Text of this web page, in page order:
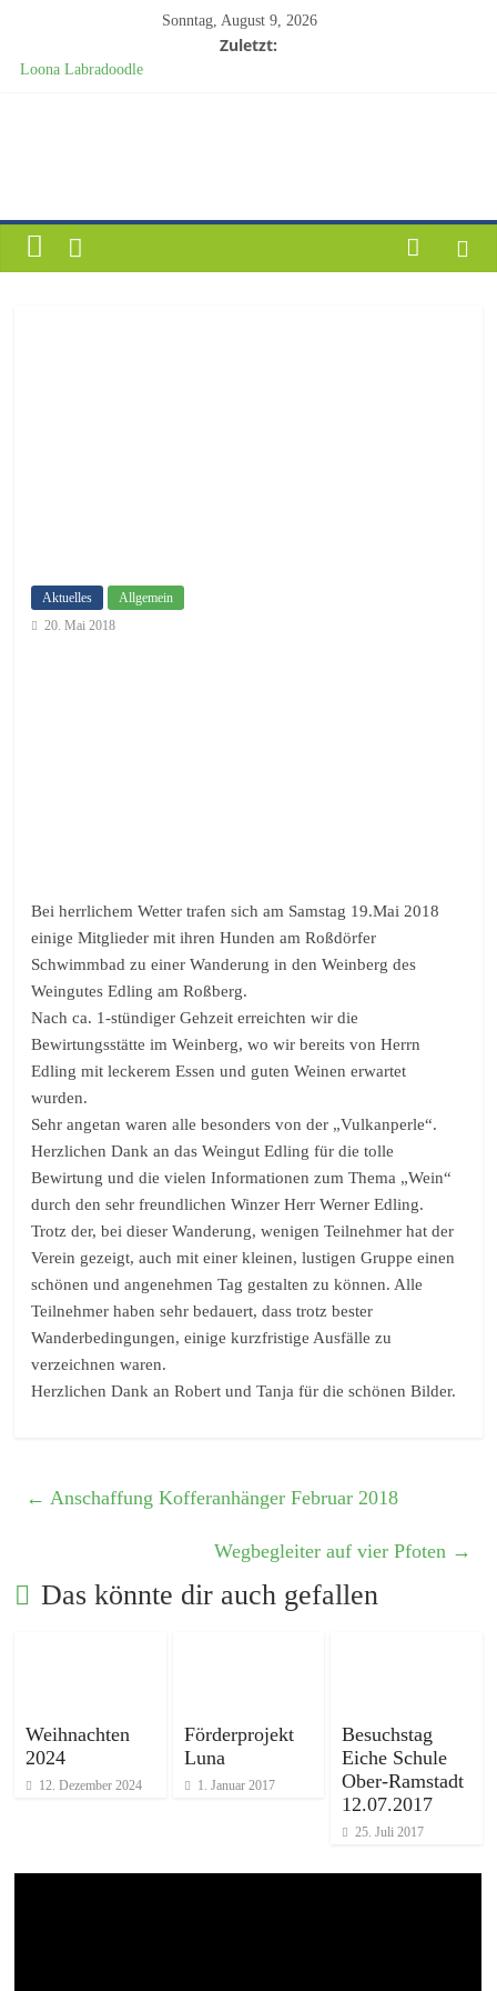
Sonntag, August 9, 2026
Zuletzt:
Loona Labradoodle
Aktuelles
Allgemein
20. Mai 2018
Bei herrlichem Wetter trafen sich am Samstag 19.Mai 2018
einige Mitglieder mit ihren Hunden am Roßdörfer
Schwimmbad zu einer Wanderung in den Weinberg des
Weingutes Edling am Roßberg.
Nach ca. 1-stündiger Gehzeit erreichten wir die
Bewirtungsstätte im Weinberg, wo wir bereits von Herrn
Edling mit leckerem Essen und guten Weinen erwartet
wurden.
Sehr angetan waren alle besonders von der „Vulkanperle“.
Herzlichen Dank an das Weingut Edling für die tolle
Bewirtung und die vielen Informationen zum Thema „Wein“
durch den sehr freundlichen Winzer Herr Werner Edling.
Trotz der, bei dieser Wanderung, wenigen Teilnehmer hat der
Verein gezeigt, auch mit einer kleinen, lustigen Gruppe einen
schönen und angenehmen Tag gestalten zu können. Alle
Teilnehmer haben sehr bedauert, dass trotz bester
Wanderbedingungen, einige kurzfristige Ausfälle zu
verzeichnen waren.
Herzlichen Dank an Robert und Tanja für die schönen Bilder.
← Anschaffung Kofferanhänger Februar 2018
Wegbegleiter auf vier Pfoten →
Das könnte dir auch gefallen
Weihnachten
2024
12. Dezember 2024
Förderprojekt
Luna
1. Januar 2017
Besuchstag
Eiche Schule
Ober-Ramstadt
12.07.2017
25. Juli 2017